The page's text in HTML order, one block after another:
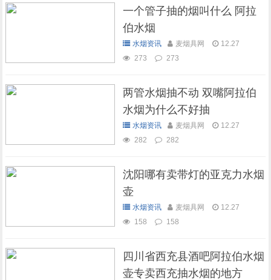
一个管子抽的烟叫什么 阿拉
伯水烟
水烟资讯 麦烟具网
12.27
273
273
两管水烟抽不动 双嘴阿拉伯
水烟为什么不好抽
水烟资讯 麦烟具网
12.27
282
282
沈阳哪有卖带灯的亚克力水烟
壶
水烟资讯 麦烟具网
12.27
158
158
四川省西充县酒吧阿拉伯水烟
壶专卖西充抽水烟的地方